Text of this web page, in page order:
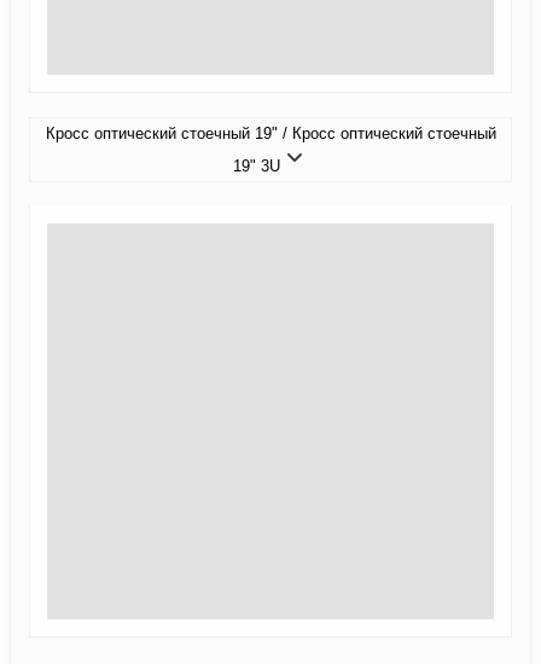
Кросс оптический стоечный 19" / Кросс оптический стоечный
19" 3U